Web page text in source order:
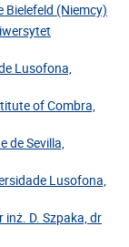
Bielefeld (Niemcy)
Lusofona,
of Combra,
de Sevilla,
Lusofona,
inż. D. Szpaka, dr